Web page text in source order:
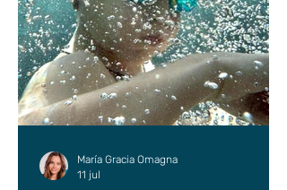
María Gracia Omagna
11 jul